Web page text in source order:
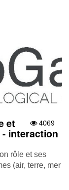
4069
et
interaction
rôle et ses
(air, terre, mer